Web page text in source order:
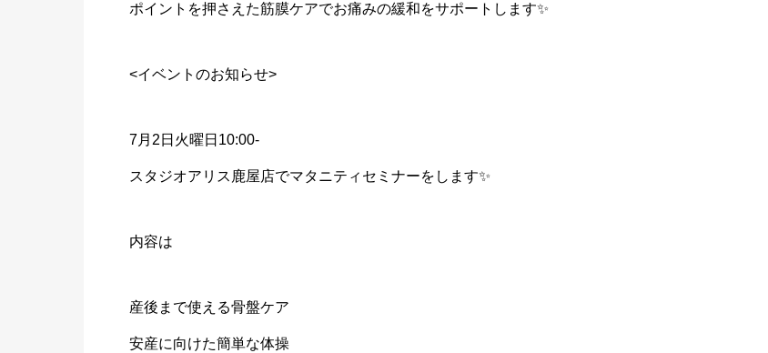
ポイントを押さえた筋膜ケアでお痛みの緩和をサポートします✨
<イベントのお知らせ>
7月2日火曜日10:00-
スタジオアリス鹿屋店でマタニティセミナーをします✨
内容は
産後まで使える骨盤ケア
安産に向けた簡単な体操